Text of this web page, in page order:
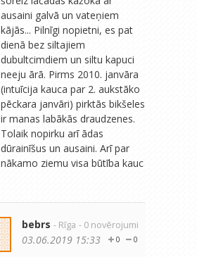
ausaini galvā un vateņiem
kājās... Pilnīgi nopietni, es pat
dienā bez siltajiem
dubultcimdiem un siltu kapuci
neeju ārā. Pirms 2010. janvāra
(intuīcija kauca par 2. aukstāko
pēckara janvāri) pirktās bikšeles
ir manas labākās draudzenes.
Tolaik nopirku arī ādas
dūrainīšus un ausaini. Arī par
nākamo ziemu visa būtība kauc
bebrs - Rīga - 0 novērojumi
0
0
03.06.2019 15:33